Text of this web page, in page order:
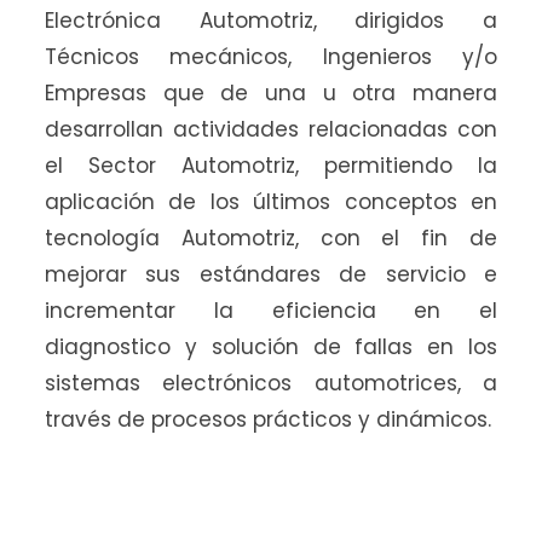
i
t
o
d
Electrónica Automotriz, dirigidos a
Técnicos mecánicos, Ingenieros y/o
Empresas que de una u otra manera
desarrollan actividades relacionadas con
el Sector Automotriz, permitiendo la
aplicación de los últimos conceptos en
tecnología Automotriz, con el fin de
mejorar sus estándares de servicio e
incrementar la eficiencia en el
diagnostico y solución de fallas en los
sistemas electrónicos automotrices, a
través de procesos prácticos y dinámicos.